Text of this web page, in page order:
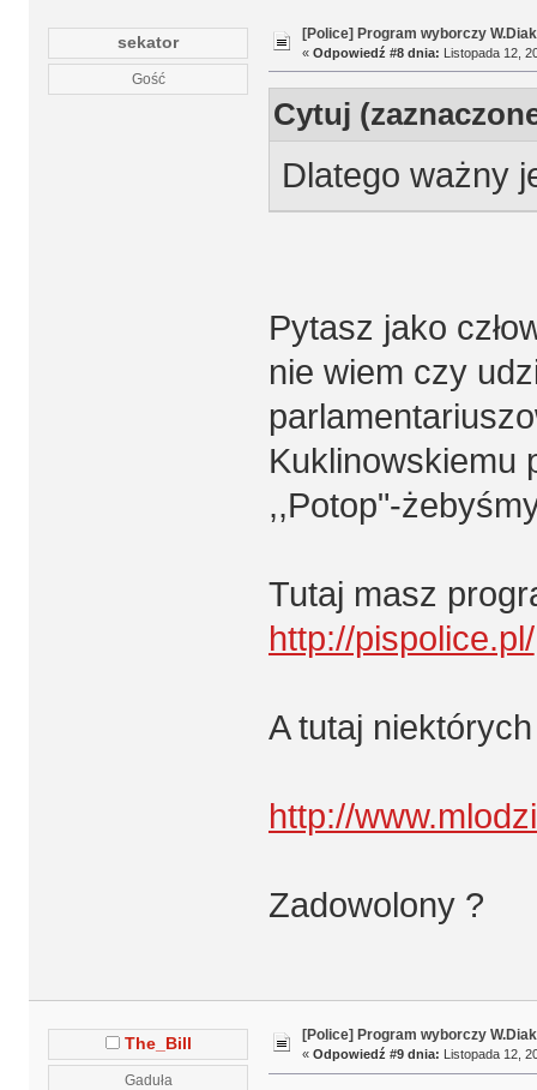
sekator
Gość
[Police] Program wyborczy
« Odpowiedź #8 dnia: Listopada 12,
Cytuj
Dlatego ważny
Pytasz jako
nie wiem czy
Kuklinowskiemu
,,Potop"-
Tutaj masz
http://pispolice.pl/
A tutaj
http://
Zadowolony ?
The_Bill
Gaduła
[Police] Program wyborczy
« Odpowiedź #9 dnia: Listopada 12,